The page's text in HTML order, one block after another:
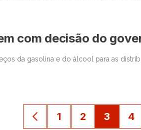
com decisão do
da gasolina e do álcool para as
1 2 3 4